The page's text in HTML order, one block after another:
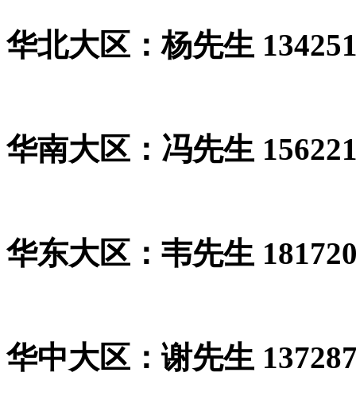
华北大区：杨先生
华南大区：冯先生
华东大区：韦先生
华中大区：谢先生